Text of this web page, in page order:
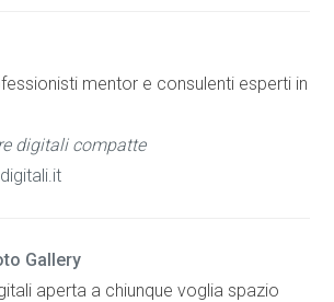
mentor e consulenti esperti in
digitali compatte
Gallery
aperta a chiunque voglia spazio